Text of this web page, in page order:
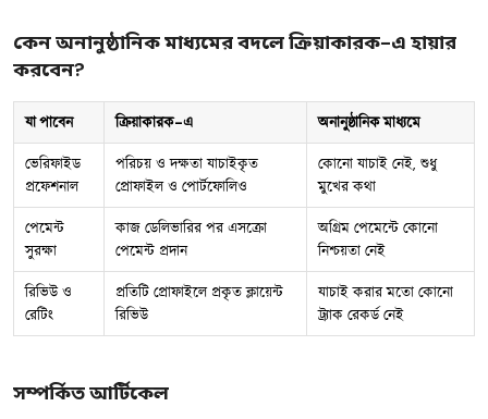
কেন অনানুষ্ঠানিক মাধ্যমের বদলে ক্রিয়াকারক-এ হায়ার
করবেন?
যা পাবেন ক্রিয়াকারক-এ অনানুষ্ঠানিক মাধ্যমে
ভেরিফাইড
প্রফেশনাল
পরিচয় ও দক্ষতা যাচাইকৃত
প্রোফাইল ও পোর্টফোলিও
কোনো যাচাই নেই, শুধু
মুখের কথা
পেমেন্ট
সুরক্ষা
কাজ ডেলিভারির পর এসক্রো
পেমেন্ট প্রদান
অগ্রিম পেমেন্টে কোনো
নিশ্চয়তা নেই
রিভিউ ও
রেটিং
প্রতিটি প্রোফাইলে প্রকৃত ক্লায়েন্ট
রিভিউ
যাচাই করার মতো কোনো
ট্র্যাক রেকর্ড নেই
সম্পর্কিত আর্টিকেল